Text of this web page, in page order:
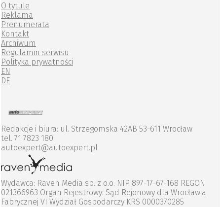
O tytule
Reklama
Prenumerata
Kontakt
Archiwum
Regulamin serwisu
Polityka prywatności
EN
DE
Redakcje i biura: ul. Strzegomska 42AB 53-611 Wrocław
tel. 71 7823 180
autoexpert@autoexpert.pl
Wydawca: Raven Media sp. z o.o. NIP 897-17-67-168 REGON
021366963 Organ Rejestrowy: Sąd Rejonowy dla Wrocławia
Fabrycznej VI Wydział Gospodarczy KRS 0000370285